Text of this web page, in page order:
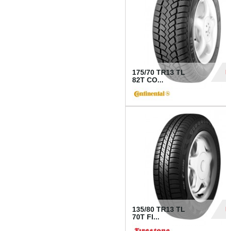
175/70 TR13 TL
82T CO...
135/80 TR13 TL
70T FI...